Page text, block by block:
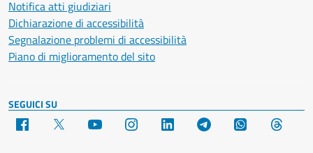
Notifica atti giudiziari
Dichiarazione di accessibilità
Segnalazione problemi di accessibilità
Piano di miglioramento del sito
SEGUICI SU
Facebook YouTube Instagram LinkedIn Telegram WhatsApp